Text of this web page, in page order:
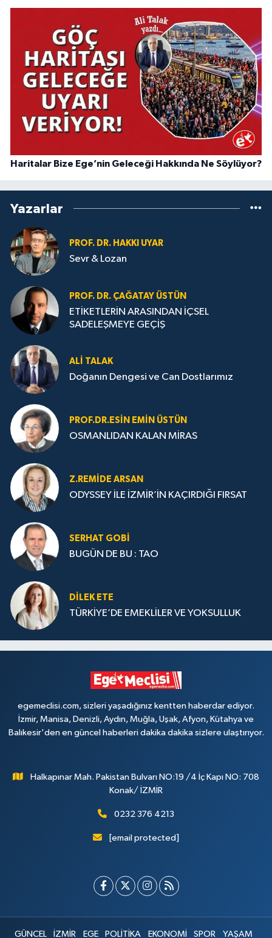
Haritalar Bize Ege’nin Geleceği Hakkında Ne Söylüyor?
Yazarlar
PROF. DR. HAKKI UYAR
Sevr & Lozan
PROF. DR. ÇAĞATAY ÜSTÜN
ETİKETLERİN ARASINDAN İÇSEL
SADELEŞMEYE GEÇİŞ
ALI TALAK
Doğanın Dengesi ve Can Dostlarımız
PROF.DR.ESIN EMIN ÜSTÜN
OSMANLIDAN KALAN MİRAS
Z.REMIDE ARSAN
ODYSSEY İLE İZMİR’İN KAÇIRDIĞI FIRSAT
SERHAT GOBİ
BUGÜN DE BU : TAO
DILEK ETE
TÜRKİYE’DE EMEKLİLER VE YOKSULLUK
egemeclisi.com, sizleri yaşadığınız kentten haberdar ediyor.
İzmir, Manisa, Denizli, Aydın, Muğla, Uşak, Afyon, Kütahya ve
Balıkesir'den en güncel haberleri dakika dakika sizlere ulaştırıyor.
Halkapınar Mah. Pakistan Bulvarı NO:19 /4 İç Kapı NO: 708
Konak/ İZMİR
0232 376 4213
[email protected]
GÜNCEL İZMİR EGE POLİTİKA EKONOMİ SPOR YAŞAM